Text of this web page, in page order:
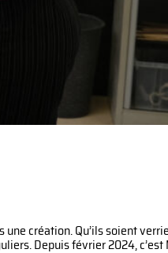
création. Qu’ils soient
Depuis février 2024,